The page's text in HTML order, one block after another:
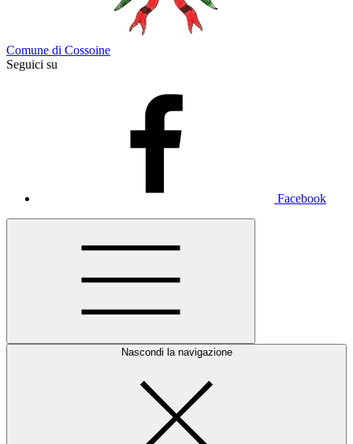
Comune di Cossoine
Seguici su
Facebook
Nascondi la navigazione